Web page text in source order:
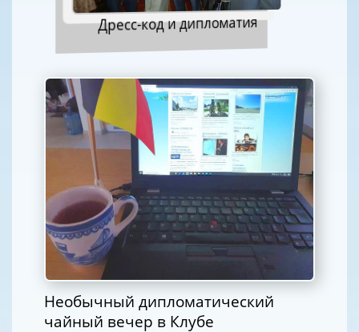
Дресс-код и дипломатия
Необычный дипломатический
чайный вечер в Клубе